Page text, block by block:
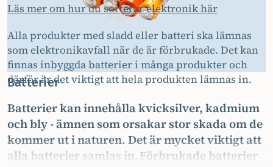
Läs mer om hur du sorterar elektronik här
Alla produkter med sladd eller batteri ska lämnas
som elektronikavfall när de är förbrukade. Det kan
finnas inbyggda batterier i många produkter och
därför är det viktigt att hela produkten lämnas in.
Batterier
Batterier kan innehålla kvicksilver, kadmium
och bly - ämnen som orsakar stor skada om de
kommer ut i naturen. Det är mycket viktigt att
alla batterier samlas in. Förbrukade batterier